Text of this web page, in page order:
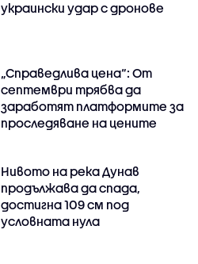
украински удар с дронове
„Справедлива цена“: От
септември трябва да
заработят платформите за
проследяване на цените
Нивото на река Дунав
продължава да спада,
достигна 109 см под
условната нула